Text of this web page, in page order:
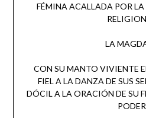
FÉMINA ACALLADA POR
LA
CON SU MANTO VIVIENTE
FIEL A LA DANZA DE SUS
DÓCIL A LA ORACIÓN DE SU